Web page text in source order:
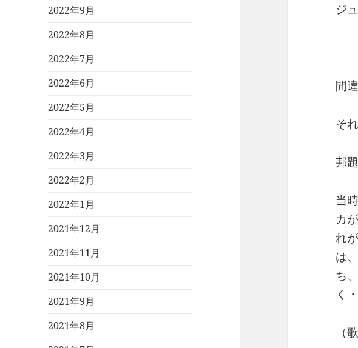
2022年9月
2022年8月
2022年7月
2022年6月
2022年5月
2022年4月
2022年3月
2022年2月
2022年1月
2021年12月
2021年11月
2021年10月
2021年9月
2021年8月
ジ
間
そ
邦
当
カ
れ
は
ち
く
（